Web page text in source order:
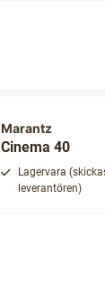
Marantz
Cinema 40
Lagervara
leverantören)